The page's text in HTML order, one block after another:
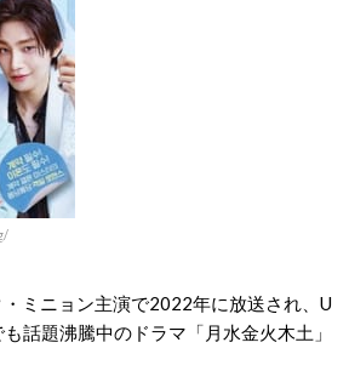
ミニョン主演で2022年に放送され、U
話題沸騰中のドラマ「月水金火木土」